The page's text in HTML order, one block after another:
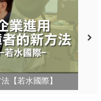
【若水國際】